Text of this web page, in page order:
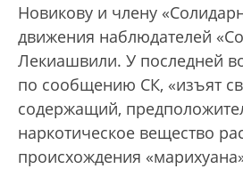
Новикову и члену
движения наблюдателей
Лекиашвили. У последней
по сообщению СК, «изъят
содержащий,
наркотическое вещество
происхождения